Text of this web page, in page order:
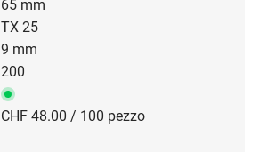
65 mm
TX 25
9 mm
200
CHF 48.00 / 100 pezzo